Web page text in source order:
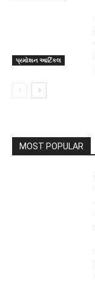
પ્રમોશન આર્ટિકલ
MOST POPULAR